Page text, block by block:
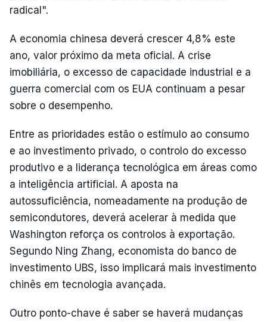
radical".
A economia chinesa deverá crescer 4,8% este
ano, valor próximo da meta oficial. A crise
imobiliária, o excesso de capacidade industrial e a
guerra comercial com os EUA continuam a pesar
sobre o desempenho.
Entre as prioridades estão o estímulo ao consumo
e ao investimento privado, o controlo do excesso
produtivo e a liderança tecnológica em áreas como
a inteligência artificial. A aposta na
autossuficiência, nomeadamente na produção de
semicondutores, deverá acelerar à medida que
Washington reforça os controlos à exportação.
Segundo Ning Zhang, economista do banco de
investimento UBS, isso implicará mais investimento
chinês em tecnologia avançada.
Outro ponto-chave é saber se haverá mudanças